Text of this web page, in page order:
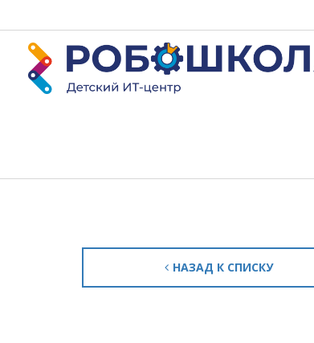
НАЗАД К СПИСКУ